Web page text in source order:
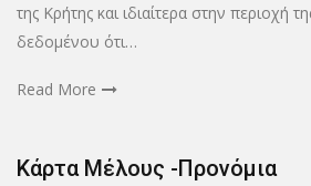
της Κρήτης και ιδιαίτερα στην περιοχή
δεδομένου ότι…
Read More
Κάρτα Μέλους -Προνόμια